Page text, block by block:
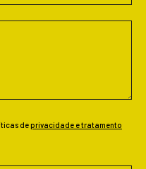
deprivacidade e tratamento